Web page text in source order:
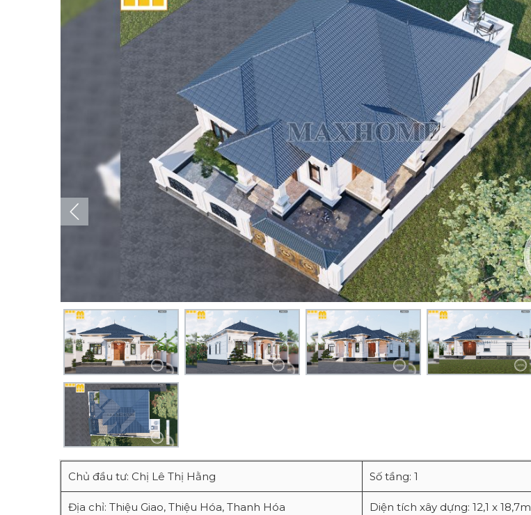
Chủ đầu tư: Chị Lê Thị Hằng Số tầng: 1
Địa chỉ: Thiệu Giao, Thiệu Hóa, Thanh Hóa Diện tích xây dựng: 12,1 x 18,7m